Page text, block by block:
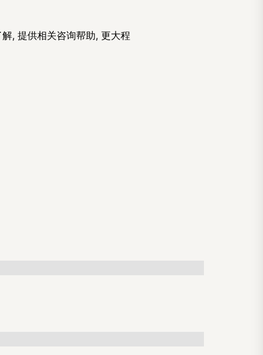
, 提供相关咨询帮助, 更大程